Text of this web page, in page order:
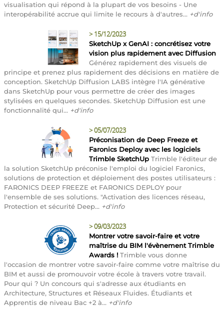
visualisation qui répond à la plupart de vos besoins - Une
interopérabilité accrue qui limite le recours à d'autres... +d'info
> 15/12/2023
SketchUp x GenAI : concrétisez votre
vision plus rapidement avec Diffusion
Générez rapidement des visuels de
principe et prenez plus rapidement des décisions en matière de
conception. SketchUp Diffusion LABS intègre l'IA générative
dans SketchUp pour vous permettre de créer des images
stylisées en quelques secondes. SketchUp Diffusion est une
fonctionnalité qui... +d'info
>05/07/2023
Préconisation de Deep Freeze et
Faronics Deploy avec les logiciels
Trimble SketchUp Trimble l'éditeur de
la solution SketchUp préconise l'emploi du logiciel Faronics,
solutions de protection et déploiement des postes utilisateurs :
FARONICS DEEP FREEZE et FARONICS DEPLOY pour
l'ensemble de ses solutions. "Activation des licences réseau,
Protection et sécurité Deep... +d'info
>09/03/2023
Montrer votre savoir-faire et votre
maîtrise du BIM l'évènement Trimble
Awards ! Trimble vous donne
l'occasion de montrer votre savoir-faire comme votre maîtrise du
BIM et aussi de promouvoir votre école à travers votre travail.
Pour qui ? Un concours qui s'adresse aux étudiants en
Architecture, Structures et Réseaux Fluides. Étudiants et
Apprentis de niveau Bac +2 à... +d'info